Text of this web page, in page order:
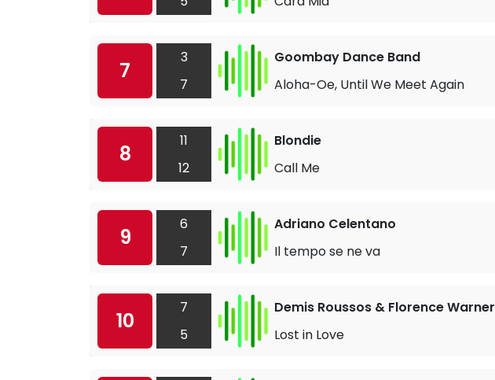
7
3
7
Goombay Dance Band
Aloha-Oe, Until We Meet Again
8
11
12
Blondie
Call Me
9
6
7
Adriano Celentano
Il tempo se ne va
10
7
5
Demis Roussos & Florence Warner
Lost in Love